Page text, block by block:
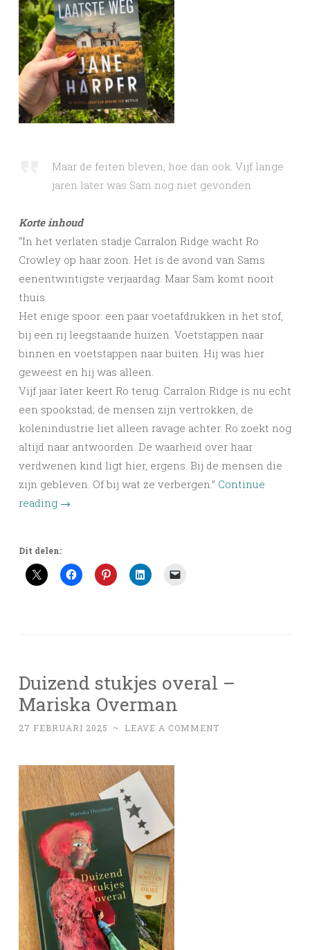
Maar de feiten bleven, hoe dan ook. Vijf lange
jaren later was Sam nog niet gevonden.
Korte inhoud
“In het verlaten stadje Carralon Ridge wacht Ro
Crowley op haar zoon. Het is de avond van Sams
eenentwintigste verjaardag. Maar Sam komt nooit
thuis.
Het enige spoor: een paar voetafdrukken in het stof,
bij een rij leegstaande huizen. Voetstappen naar
binnen en voetstappen naar buiten. Hij was hier
geweest en hij was alleen.
Vijf jaar later keert Ro terug. Carralon Ridge is nu echt
een spookstad; de mensen zijn vertrokken, de
kolenindustrie liet alleen ravage achter. Ro zoekt nog
altijd naar antwoorden. De waarheid over haar
verdwenen kind ligt hier, ergens. Bij de mensen die
zijn gebleven. Of bij wat ze verbergen.” Continue
reading →
Dit delen:
Duizend stukjes overal –
Mariska Overman
27 FEBRUARI 2025 ~ LEAVE A COMMENT